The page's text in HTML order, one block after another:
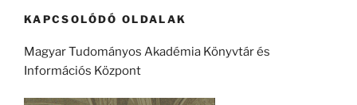
KAPCSOLÓDÓ OLDALAK
Magyar Tudományos Akadémia Könyvtár és
Információs Központ